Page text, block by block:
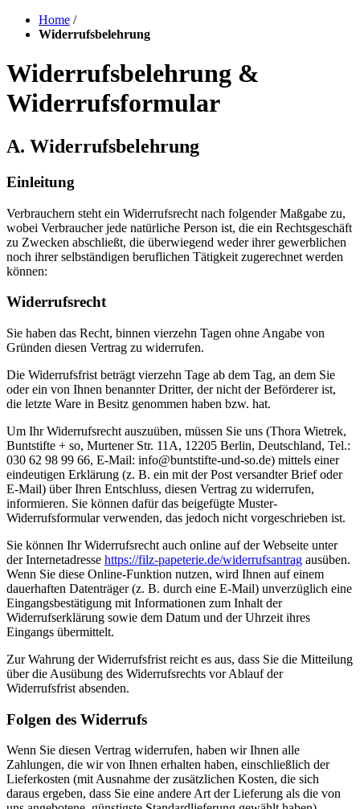
Home /
Widerrufsbelehrung
Widerrufsbelehrung &
Widerrufsformular
A. Widerrufsbelehrung
Einleitung
Verbrauchern steht ein Widerrufsrecht nach folgender Maßgabe zu,
wobei Verbraucher jede natürliche Person ist, die ein Rechtsgeschäft
zu Zwecken abschließt, die überwiegend weder ihrer gewerblichen
noch ihrer selbständigen beruflichen Tätigkeit zugerechnet werden
können:
Widerrufsrecht
Sie haben das Recht, binnen vierzehn Tagen ohne Angabe von
Gründen diesen Vertrag zu widerrufen.
Die Widerrufsfrist beträgt vierzehn Tage ab dem Tag, an dem Sie
oder ein von Ihnen benannter Dritter, der nicht der Beförderer ist,
die letzte Ware in Besitz genommen haben bzw. hat.
Um Ihr Widerrufsrecht auszuüben, müssen Sie uns (Thora Wietrek,
Buntstifte + so, Murtener Str. 11A, 12205 Berlin, Deutschland, Tel.:
030 62 98 99 66, E-Mail: info@buntstifte-und-so.de) mittels einer
eindeutigen Erklärung (z. B. ein mit der Post versandter Brief oder
E-Mail) über Ihren Entschluss, diesen Vertrag zu widerrufen,
informieren. Sie können dafür das beigefügte Muster-
Widerrufsformular verwenden, das jedoch nicht vorgeschrieben ist.
Sie können Ihr Widerrufsrecht auch online auf der Webseite unter
der Internetadresse https://filz-papeterie.de/widerrufsantrag ausüben.
Wenn Sie diese Online-Funktion nutzen, wird Ihnen auf einem
dauerhaften Datenträger (z. B. durch eine E-Mail) unverzüglich eine
Eingangsbestätigung mit Informationen zum Inhalt der
Widerrufserklärung sowie dem Datum und der Uhrzeit ihres
Eingangs übermittelt.
Zur Wahrung der Widerrufsfrist reicht es aus, dass Sie die Mitteilung
über die Ausübung des Widerrufsrechts vor Ablauf der
Widerrufsfrist absenden.
Folgen des Widerrufs
Wenn Sie diesen Vertrag widerrufen, haben wir Ihnen alle
Zahlungen, die wir von Ihnen erhalten haben, einschließlich der
Lieferkosten (mit Ausnahme der zusätzlichen Kosten, die sich
daraus ergeben, dass Sie eine andere Art der Lieferung als die von